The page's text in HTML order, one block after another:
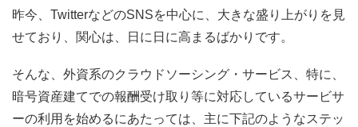
昨今、TwitterなどのSNSを中心に、大きな盛り上がりを見
せており、関心は、日に日に高まるばかりです。
そんな、外資系のクラウドソーシング・サービス、特に、
暗号資産建てでの報酬受け取り等に対応しているサービサ
ーの利用を始めるにあたっては、主に下記のようなステッ